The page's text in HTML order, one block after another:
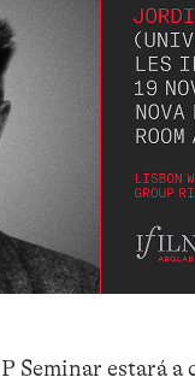
Seminar estará